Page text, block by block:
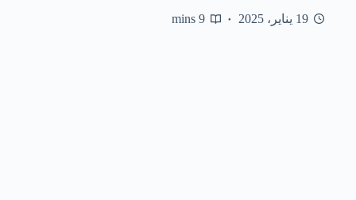
19 يناير، 2025 9 mins